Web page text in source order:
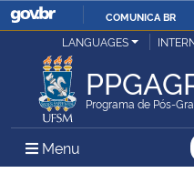
COMUNICA BR
Ministério da Justiça e Segurança
Ministério da Defesa
LANGUAGES
Programa de Pós-
Menu Menu Principal